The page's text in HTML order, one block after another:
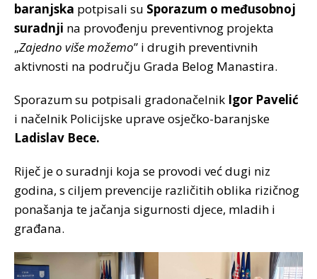
baranjska potpisali su Sporazum o međusobnoj
suradnji na provođenju preventivnog projekta
„Zajedno više možemo” i drugih preventivnih
aktivnosti na području Grada Belog Manastira.
Sporazum su potpisali gradonačelnik Igor Pavelić
i načelnik Policijske uprave osječko-baranjske
Ladislav Bece.
Riječ je o suradnji koja se provodi već dugi niz
godina, s ciljem prevencije različitih oblika rizičnog
ponašanja te jačanja sigurnosti djece, mladih i
građana.